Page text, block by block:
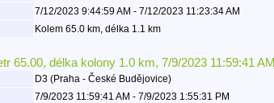
7/12/2023 9:44:59 AM - 7/12/2023 11:23:34 AM
Kolem 65.0 km, délka 1.1 km
65.00, délka kolony 1.0 km, 7/9/2023 11:59:41 AM
D3 (Praha - České Budějovice)
7/9/2023 11:59:41 AM - 7/9/2023 1:55:31 PM